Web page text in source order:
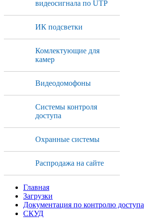
видеосигнала по UTP
ИК подсветки
Комлектующие для
камер
Видеодомофоны
Системы контроля
доступа
Охранные системы
Распродажа на сайте
Главная
Загрузки
Документация по контролю доступа
СКУД